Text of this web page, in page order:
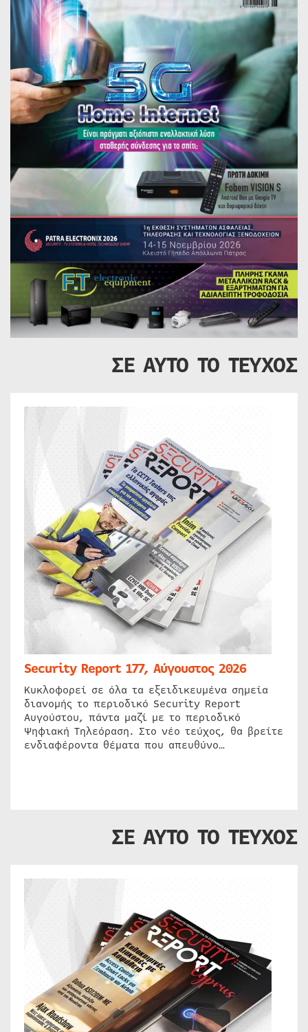
ΣΕ ΑΥΤΟ ΤΟ ΤΕΥΧΟΣ
Security Report 177, Αύγουστος 2026
Κυκλοφορεί σε όλα τα εξειδικευμένα σημεία
διανομής το περιοδικό Security Report
Αυγούστου, πάντα μαζί με το περιοδικό
Ψηφιακή Τηλεόραση. Στο νέο τεύχος, θα βρείτε
ενδιαφέροντα θέματα που απευθύνο…
ΣΕ ΑΥΤΟ ΤΟ ΤΕΥΧΟΣ